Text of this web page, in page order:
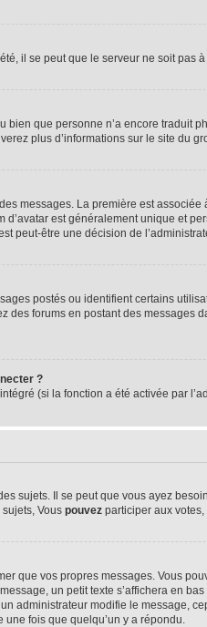
il se peut que le serveur ne soit pas
que personne n’a encore
plus d’informations sur le site du
messages. La première est
est généralement unique et
peut-être une décision de
postés ou identifient certains
des forums en postant des
?
(si la fonction a été activée par
sujets. Il se peut que vous ayez
Vous pouvezparticiper aux votes,
que vos propres messages. Vous
un petit texte s’affichera en
administrateur modifie le message,
fois que quelqu’un y a répondu.